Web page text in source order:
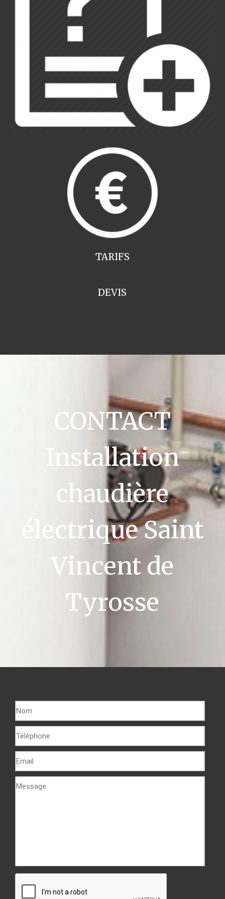
TARIFS
DEVIS
CONTACT
Installation
chaudière
électrique Saint
Vincent de
Tyrosse